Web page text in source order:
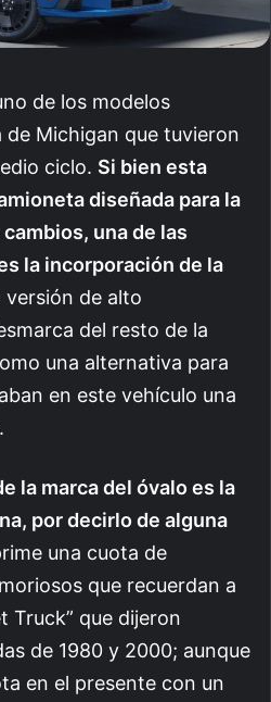
de los modelos
Michigan que tuvieron
ciclo. Si bien esta
diseñada para la
una de las
la incorporación de la
de alto
del resto de la
una alternativa para
en este vehículo una
la marca del óvalo es la
por decirlo de alguna
una cuota de
que recuerdan a
Truck” que dijeron
de 1980 y 2000; aunque
en el presente con un